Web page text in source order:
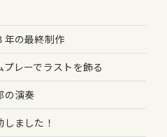
年の最終制作
プレーでラストを飾る
の演奏
しました！